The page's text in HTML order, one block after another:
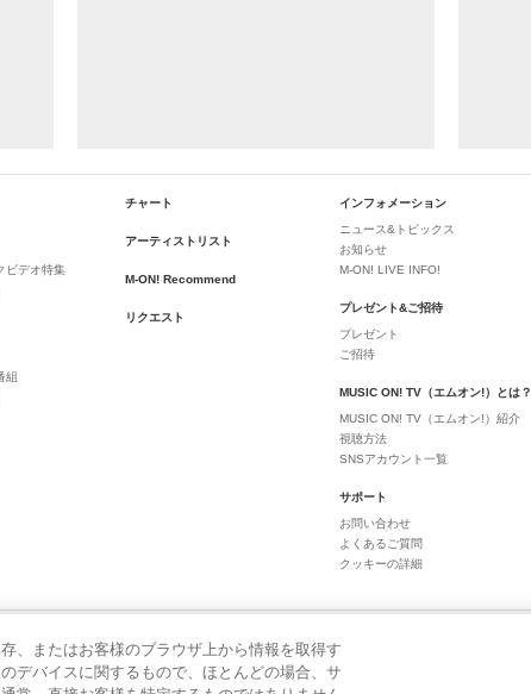
ビデオ特集
組
チャート
アーティストリスト
M-ON! Recommend
リクエスト
インフォメーション
ニュース&トピックス
お知らせ
M-ON! LIVE INFO!
プレゼント&ご招待
プレゼント
ご招待
MUSIC ON! TV（エムオン!）とは？
MUSIC ON! TV（エムオン!）紹介
視聴方法
SNSアカウント一覧
サポート
お問い合わせ
よくあるご質問
クッキーの詳細
、またはお客様のブラウザ上から情報を取得す
デバイスに関するもので、ほとんどの場合、サ